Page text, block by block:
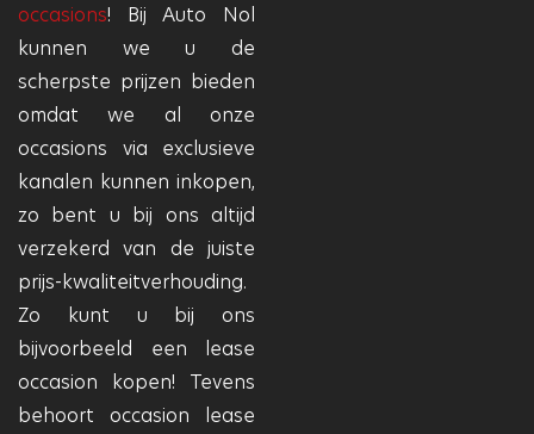
occasions! Bij Auto Nol
kunnen we u de
scherpste prijzen bieden
omdat we al onze
occasions via exclusieve
kanalen kunnen inkopen,
zo bent u bij ons altijd
verzekerd van de juiste
prijs-kwaliteitverhouding.
Zo kunt u bij ons
bijvoorbeeld een lease
occasion kopen! Tevens
behoort occasion lease